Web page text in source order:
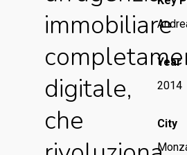
immobiliare
digitale,
che
Year
2014
City